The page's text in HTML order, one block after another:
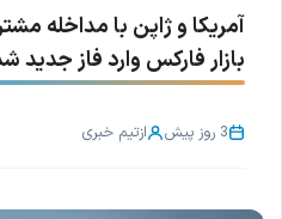
آمریکا و ژاپن با مداخله
بازار فارکس وارد فاز جدید
3 روز پیش ازتیم خبری